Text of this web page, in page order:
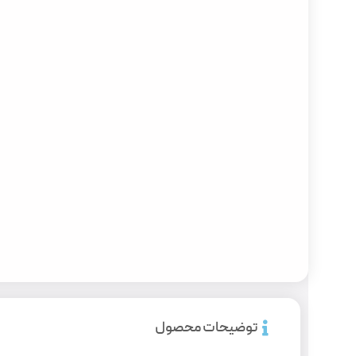
توضیحات محصول